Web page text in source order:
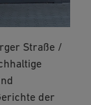
Straße /
der